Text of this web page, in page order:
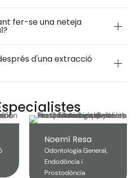
fer-se una neteja
d'una extracció
Noemí Resa
Odontologia General,
Endodòncia i
Prostodòncia